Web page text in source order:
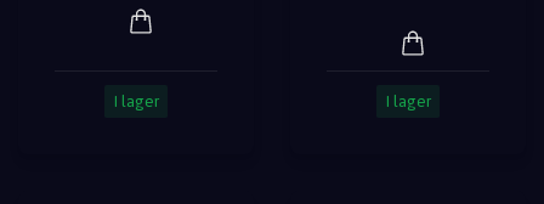
I lager I lager